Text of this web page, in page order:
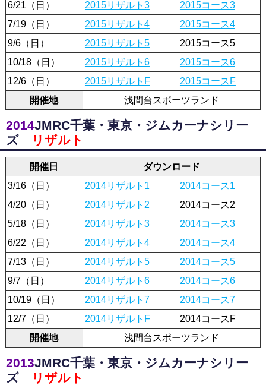
6/21（日） 2015リザルト3
2015コース3
7/19（日）
2015リザルト4
2015コース4
9/6（日）
2015リザルト5
2015コース5
10/18（日）
2015リザルト6
2015コース6
12/6（日）
2015リザルトF
2015コースF
開催地
浅間台スポーツランド
2014JMRC千葉・東京・ジムカーナシリー
ズ
リザルト
開催日
ダウンロード
3/16（日）
2014リザルト1
2014コース1
4/20（日）
2014リザルト2
2014コース2
5/18（日）
2014リザルト3
2014コース3
6/22（日）
2014リザルト4
2014コース4
7/13（日）
2014リザルト5
2014コース5
9/7（日）
2014リザルト6
2014コース6
10/19（日）
2014リザルト7
2014コース7
12/7（日）
2014リザルトF
2014コースF
開催地
浅間台スポーツランド
2013JMRC千葉・東京・ジムカーナシリー
ズ
リザルト